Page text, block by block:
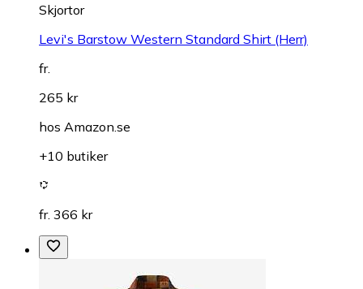
Skjortor
Levi's Barstow Western Standard Shirt (Herr)
fr.
265 kr
hos Amazon.se
+10 butiker
fr. 366 kr